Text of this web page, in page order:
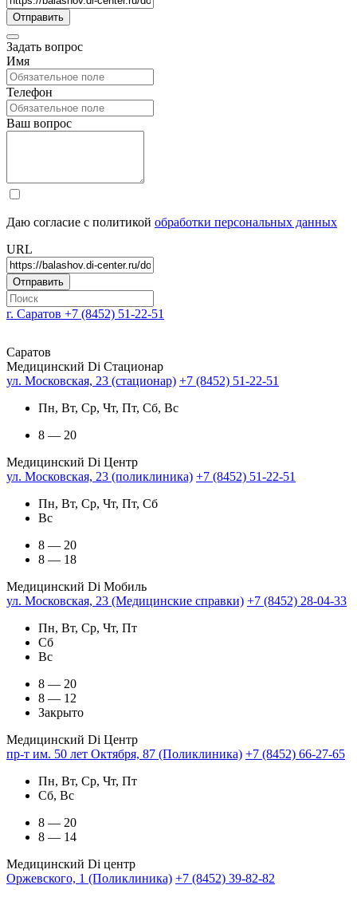
Задать вопрос
Имя
Телефон
Ваш вопрос
Даю согласие с политикой обработки персональных данных
URL
г. Саратов +7 (8452) 51-22-51
Саратов
Медицинский Di Стационар
ул. Московская, 23 (стационар) +7 (8452) 51-22-51
Пн, Вт, Ср, Чт, Пт, Сб, Вс
8 — 20
Медицинский Di Центр
ул. Московская, 23 (поликлиника) +7 (8452) 51-22-51
Пн, Вт, Ср, Чт, Пт, Сб
Вс
8 — 20
8 — 18
Медицинский Di Мобиль
ул. Московская, 23 (Медицинские справки) +7 (8452) 28-04-33
Пн, Вт, Ср, Чт, Пт
Сб
Вс
8 — 20
8 — 12
Закрыто
Медицинский Di Центр
пр-т им. 50 лет Октября, 87 (Поликлиника) +7 (8452) 66-27-65
Пн, Вт, Ср, Чт, Пт
Сб, Вс
8 — 20
8 — 14
Медицинский Di центр
Оржевского, 1 (Поликлиника) +7 (8452) 39-82-82